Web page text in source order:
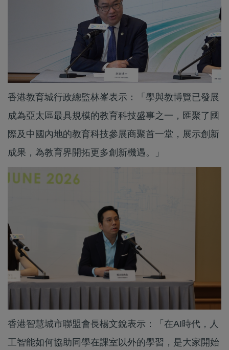
香港教育城行政總監林峯表示：「學與教博覽已發展
成為亞太區最具規模的教育科技盛事之一，匯聚了國
際及中國內地的教育科技參展商聚首一堂，展示創新
成果，為教育界開拓更多創新機遇。」
香港智慧城市聯盟會長楊文銳表示：「在AI時代，人
工智能如何協助同學在課室以外的學習，是大家開始